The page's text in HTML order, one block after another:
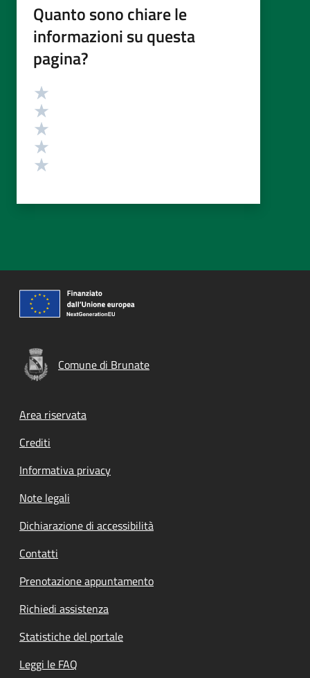
Quanto sono chiare le
informazioni su questa
pagina?
Valutazione
Comune di Brunate
Footer menu
Area riservata
Crediti
Informativa privacy
Note legali
Dichiarazione di accessibilità
Contatti
Prenotazione appuntamento
Richiedi assistenza
Statistiche del portale
Leggi le FAQ